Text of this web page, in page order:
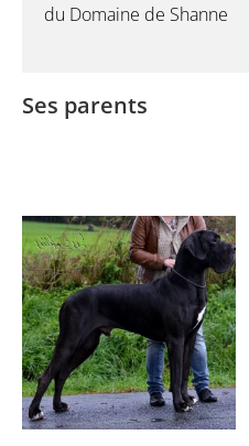
du Domaine de Shanne
Ses parents